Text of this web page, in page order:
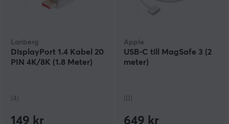
Lanberg
DisplayPort 1.4 Kabel 20
PIN 4K/8K (1.8 Meter)
(4)
149 kr
Apple
USB-C till MagSafe 3 (2
meter)
(0)
649 kr